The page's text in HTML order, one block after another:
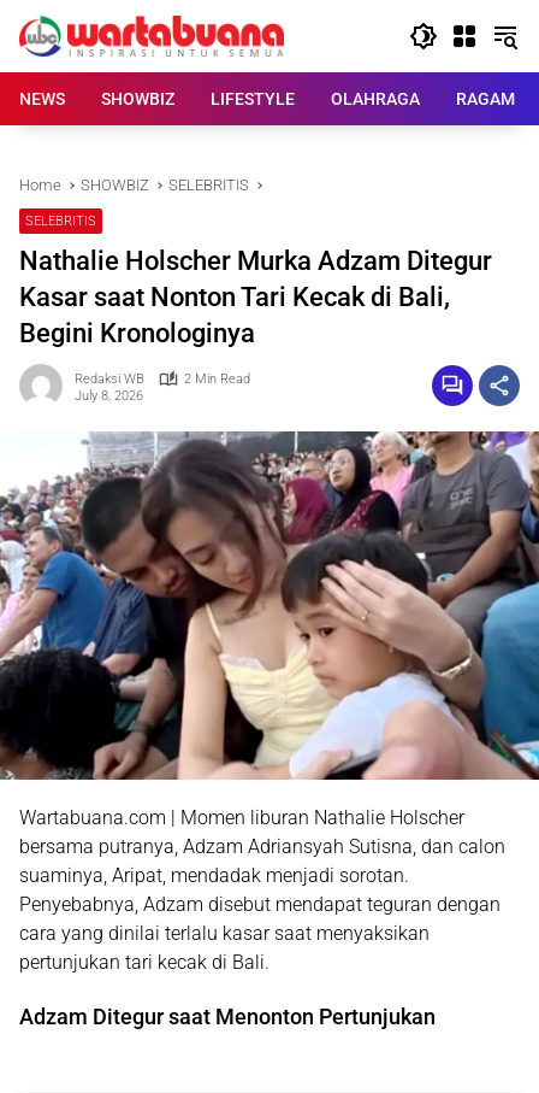
content
NEWS
SHOWBIZ LIFESTYLE OLAHRAGA RAGAM
Home SHOWBIZ SELEBRITIS
SELEBRITIS
Nathalie Holscher Murka Adzam Ditegur
Kasar saat Nonton Tari Kecak di Bali,
Begini Kronologinya
Redaksi WB
2 Min Read
July 8, 2026
Wartabuana.com | Momen liburan Nathalie Holscher
bersama putranya, Adzam Adriansyah Sutisna, dan calon
suaminya, Aripat, mendadak menjadi sorotan.
Penyebabnya, Adzam disebut mendapat teguran dengan
cara yang dinilai terlalu kasar saat menyaksikan
pertunjukan tari kecak di Bali.
Adzam Ditegur saat Menonton Pertunjukan